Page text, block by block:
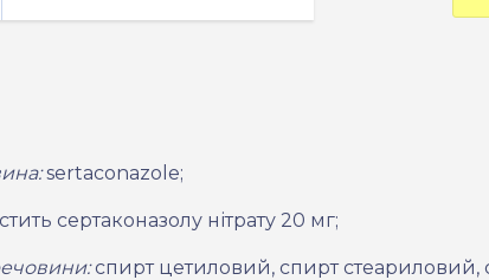
sertaconazole;
сертаконазолу нітрату 20 мг;
спирт цетиловий, спирт стеариловий,